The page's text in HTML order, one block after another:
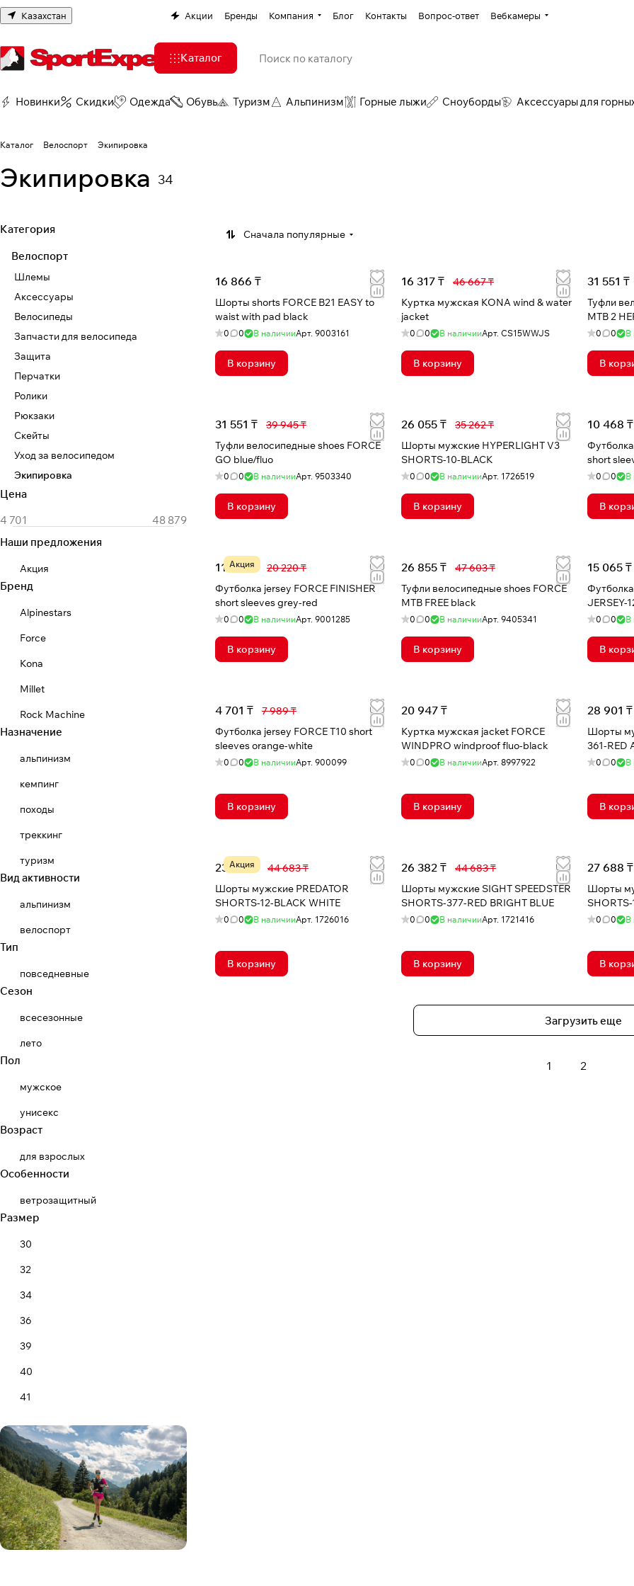
Казахстан Акции Бренды Компания Блог Контакты Вопрос-ответ Вебкамеры
Каталог
Новинки Скидки Одежда Обувь Туризм Альпинизм Горные лыжи Сноуборды Аксессуары для
Каталог Велоспорт Экипировка
Экипировка 34
Сначала популярные
16 866 ₸
Шорты shorts FORCE B21 EASY to
waist with pad black
0 0 В наличииАрт. 9003161
В корзину
16 317 ₸
46 667 ₸
Куртка мужская KONA wind & water
jacket
0 0 В наличииАрт. CS15WWJS
В корзину
31 551 ₸
Туфли
MTB 2
0 0 В
В
31 551 ₸
39 945 ₸
Туфли велосипедные shoes FORCE
GO blue/fluo
0 0 В наличииАрт. 9503340
В корзину
26 055 ₸
35 262 ₸
Шорты мужские HYPERLIGHT V3
SHORTS-10-BLACK
0 0 В наличииАрт. 1726519
В корзину
10 468 ₸
0 0 В
В
Акция
11 692 ₸
20 220 ₸
Футболка jersey FORCE FINISHER
short sleeves grey-red
0 0 В наличииАрт. 9001285
В корзину
26 855 ₸
47 603 ₸
Туфли велосипедные shoes FORCE
MTB FREE black
0 0 В наличииАрт. 9405341
В корзину
15 065 ₸
JERSEY-
0 0 В
В
4 701 ₸
7 989 ₸
Футболка jersey FORCE T10 short
sleeves orange-white
0 0 В наличииАрт. 900099
В корзину
20 947 ₸
Куртка мужская jacket FORCE
WINDPRO windproof fluo-black
0 0 В наличииАрт. 8997922
В корзину
28 901 ₸
Шорты
361-RED
0 0 В
В
Акция
23 874 ₸
44 683 ₸
Шорты мужские PREDATOR
SHORTS-12-BLACK WHITE
0 0 В наличииАрт. 1726016
В корзину
26 382 ₸
44 683 ₸
Шорты мужские SIGHT SPEEDSTER
SHORTS-377-RED BRIGHT BLUE
0 0 В наличииАрт. 1721416
В корзину
27 688 ₸
Шорты
0 0 В
В
Загрузить еще
1 2
Категория
Велоспорт
Шлемы
Аксессуары
Велосипеды
Запчасти для велосипеда
Защита
Перчатки
Ролики
Рюкзаки
Скейты
Уход за велосипедом
Экипировка
Цена
Наши предложения
Акция
Бренд
Alpinestars
Force
Kona
Millet
Rock Machine
Назначение
альпинизм
кемпинг
походы
треккинг
туризм
Вид активности
альпинизм
велоспорт
Тип
повседневные
Сезон
всесезонные
лето
Пол
мужское
унисекс
Возраст
для взрослых
Особенности
ветрозащитный
Размер
30
32
34
36
39
40
41
42
43
44
46
48
50